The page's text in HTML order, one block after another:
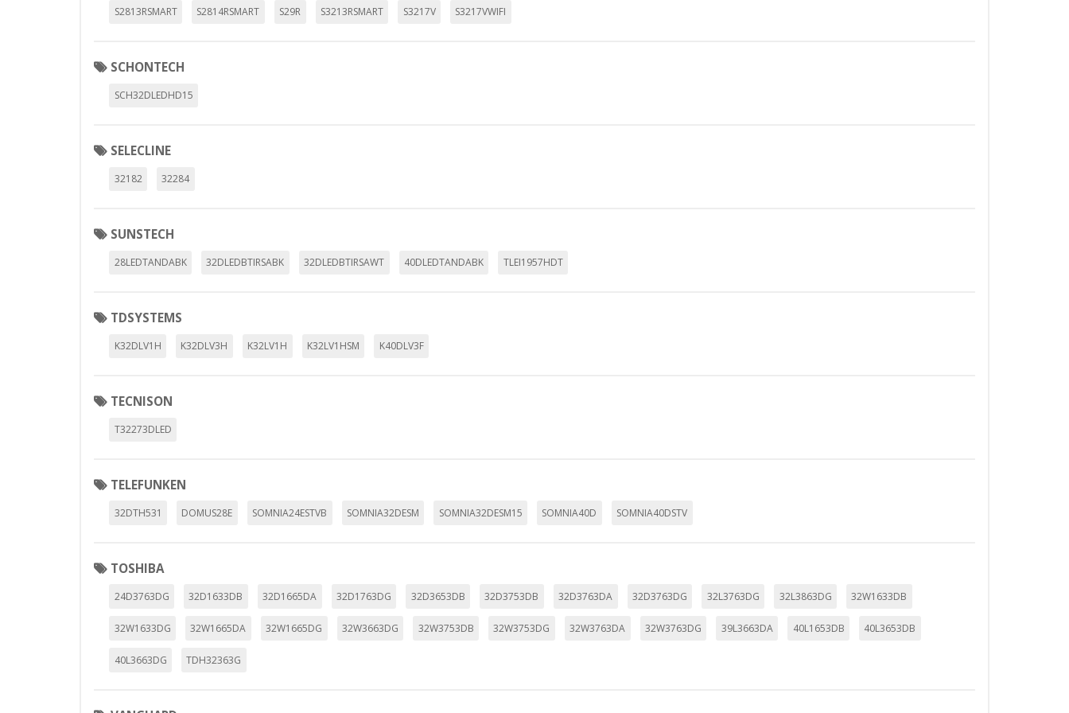
S2813RSMART S2814RSMART S29R S3213RSMART S3217V S3217VWIFI
SCHONTECH
SCH32DLEDHD15
SELECLINE
32182 32284
SUNSTECH
28LEDTANDABK 32DLEDBTIRSABK 32DLEDBTIRSAWT 40DLEDTANDABK TLEI1957HDT
TDSYSTEMS
K32DLV1H K32DLV3H K32LV1H K32LV1HSM K40DLV3F
TECNISON
T32273DLED
TELEFUNKEN
32DTH531 DOMUS28E SOMNIA24ESTVB SOMNIA32DESM SOMNIA32DESM15 SOMNIA40D SOMNIA40DSTV
TOSHIBA
24D3763DG 32D1633DB 32D1665DA 32D1763DG 32D3653DB 32D3753DB 32D3763DA 32D3763DG 32L3763DG 32L3863DG 32W1633DB
32W1633DG 32W1665DA 32W1665DG 32W3663DG 32W3753DB 32W3753DG 32W3763DA 32W3763DG 39L3663DA 40L1653DB 40L3653DB
40L3663DG TDH32363G